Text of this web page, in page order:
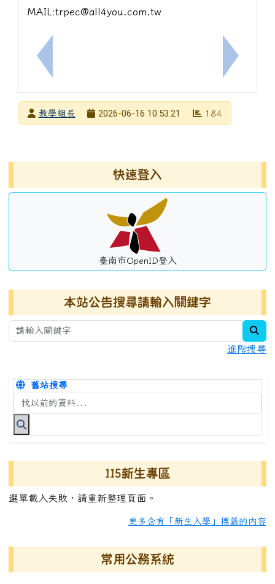
上一筆：國立屏東大學辦理教育部因材網《超有戲
MAIL:trpec@all4you.com.tw
下一筆：
發布者教學組長
2026-06-16 10:53:21 184
快速登入
臺南市OpenID登入
本站公告搜尋請輸入關鍵字
進階搜尋
舊站搜尋
搜尋台南市永康國小全球資訊網關鍵字
115新生專區
選單載入失敗，請重新整理頁面。
更多含有「新生入學」標籤的內容
常用公務系統